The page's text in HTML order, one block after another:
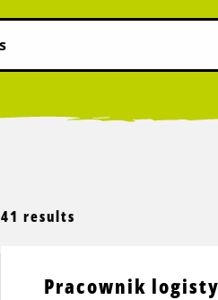
41 results
Pracownik